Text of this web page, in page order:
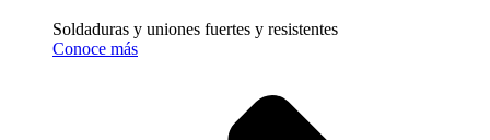
Soldaduras y uniones fuertes y resistentes
Conoce más